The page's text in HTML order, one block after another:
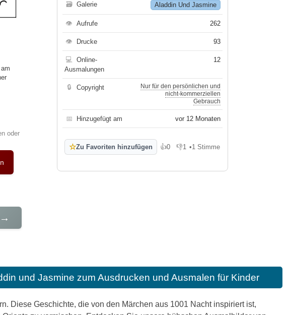
oder
→
🗃 Galerie Aladdin Und Jasmine
👁 Aufrufe 262
👁 Drucke 93
💻
Online-
Ausmalungen
12
🔒 Copyright
Nur für den persönlichen und
nicht-kommerziellen
Gebrauch
📅 Hinzugefügt am vor 12 Monaten
☆Zu Favoriten hinzufügen 👍0
Gefällt mir
👎1
Gefällt mir nicht
•1 Stimme
und Jasmine zum Ausdrucken und Ausmalen für Kinder
Diese Geschichte, die von den Märchen aus 1001 Nacht inspiriert ist,